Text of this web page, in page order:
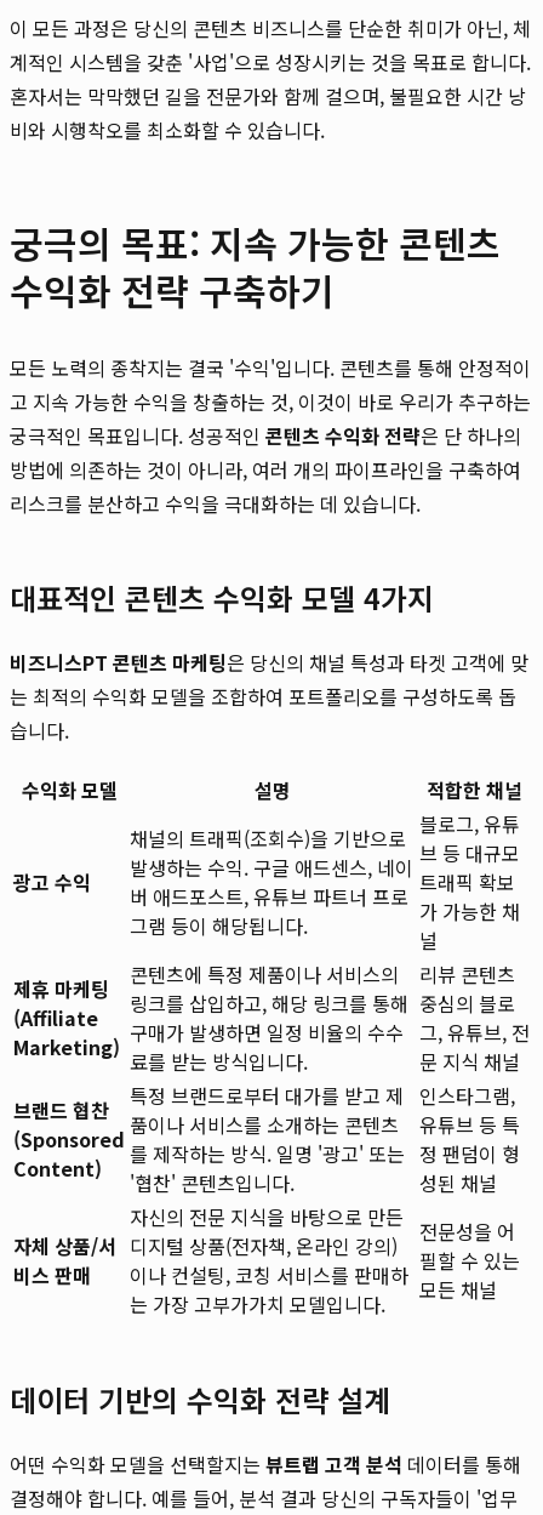
이 모든 과정은 당신의 콘텐츠 비즈니스를 단순한 취미가 아닌, 체
계적인 시스템을 갖춘 '사업'으로 성장시키는 것을 목표로 합니다.
혼자서는 막막했던 길을 전문가와 함께 걸으며, 불필요한 시간 낭
비와 시행착오를 최소화할 수 있습니다.
궁극의 목표: 지속 가능한 콘텐츠
수익화 전략 구축하기
모든 노력의 종착지는 결국 '수익'입니다. 콘텐츠를 통해 안정적이
고 지속 가능한 수익을 창출하는 것, 이것이 바로 우리가 추구하는
궁극적인 목표입니다. 성공적인 콘텐츠 수익화 전략은 단 하나의
방법에 의존하는 것이 아니라, 여러 개의 파이프라인을 구축하여
리스크를 분산하고 수익을 극대화하는 데 있습니다.
대표적인 콘텐츠 수익화 모델 4가지
비즈니스PT 콘텐츠 마케팅은 당신의 채널 특성과 타겟 고객에 맞
는 최적의 수익화 모델을 조합하여 포트폴리오를 구성하도록 돕
습니다.
수익화 모델 설명 적합한 채널
광고 수익
채널의 트래픽(조회수)을 기반으로
발생하는 수익. 구글 애드센스, 네이
버 애드포스트, 유튜브 파트너 프로
그램 등이 해당됩니다.
블로그, 유튜
브 등 대규모
트래픽 확보
가 가능한 채
널
제휴 마케팅
(Affiliate
Marketing)
콘텐츠에 특정 제품이나 서비스의
링크를 삽입하고, 해당 링크를 통해
구매가 발생하면 일정 비율의 수수
료를 받는 방식입니다.
리뷰 콘텐츠
중심의 블로
그, 유튜브, 전
문 지식 채널
브랜드 협찬
(Sponsored
Content)
특정 브랜드로부터 대가를 받고 제
품이나 서비스를 소개하는 콘텐츠
를 제작하는 방식. 일명 '광고' 또는
'협찬' 콘텐츠입니다.
인스타그램,
유튜브 등 특
정 팬덤이 형
성된 채널
자체 상품/서
비스 판매
자신의 전문 지식을 바탕으로 만든
디지털 상품(전자책, 온라인 강의)
이나 컨설팅, 코칭 서비스를 판매하
는 가장 고부가가치 모델입니다.
전문성을 어
필할 수 있는
모든 채널
데이터 기반의 수익화 전략 설계
어떤 수익화 모델을 선택할지는 뷰트랩 고객 분석 데이터를 통해
결정해야 합니다. 예를 들어, 분석 결과 당신의 구독자들이 '업무